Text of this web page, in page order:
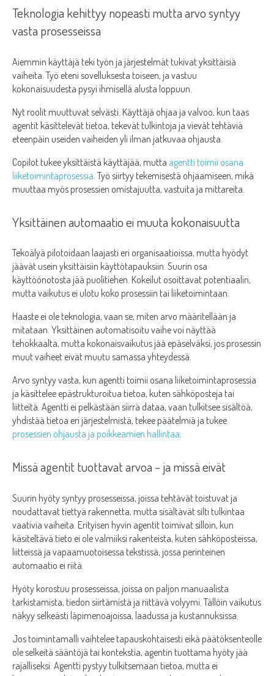
Teknologia kehittyy nopeasti mutta arvo syntyy
vasta prosesseissa
Aiemmin käyttäjä teki työn ja järjestelmät tukivat yksittäisiä
vaiheita. Työ eteni sovelluksesta toiseen, ja vastuu
kokonaisuudesta pysyi ihmisellä alusta loppuun.
Nyt roolit muuttuvat selvästi. Käyttäjä ohjaa ja valvoo, kun taas
agentit käsittelevät tietoa, tekevät tulkintoja ja vievät tehtäviä
eteenpäin useiden vaiheiden yli ilman jatkuvaa ohjausta.
Copilot tukee yksittäistä käyttäjää, mutta agentti toimii osana
liiketoimintaprosessia . Työ siirtyy tekemisestä ohjaamiseen, mikä
muuttaa myös prosessien omistajuutta, vastuita ja mittareita.
Yksittäinen automaatio ei muuta kokonaisuutta
Tekoälyä pilotoidaan laajasti eri organisaatioissa, mutta hyödyt
jäävät usein yksittäisiin käyttötapauksiin. Suurin osa
käyttöönotosta jää puolitiehen. Kokeilut osoittavat potentiaalin,
mutta vaikutus ei ulotu koko prosessiin tai liiketoimintaan.
Haaste ei ole teknologia, vaan se, miten arvo määritellään ja
mitataan. Yksittäinen automatisoitu vaihe voi näyttää
tehokkaalta, mutta kokonaisvaikutus jää epäselväksi, jos prosessin
muut vaiheet eivät muutu samassa yhteydessä.
Arvo syntyy vasta, kun agentti toimii osana liiketoimintaprosessia
ja käsittelee epästrukturoitua tietoa, kuten sähköposteja tai
liitteitä. Agentti ei pelkästään siirrä dataa, vaan tulkitsee sisältöä,
yhdistää tietoa eri järjestelmistä, tekee päätelmiä ja tukee
prosessien ohjausta ja poikkeamien hallintaa.
Missä agentit tuottavat arvoa – ja missä eivät
Suurin hyöty syntyy prosesseissa, joissa tehtävät toistuvat ja
noudattavat tiettyä rakennetta, mutta sisältävät silti tulkintaa
vaativia vaiheita. Erityisen hyvin agentit toimivat silloin, kun
käsiteltävä tieto ei ole valmiiksi rakenteista, kuten sähköposteissa,
liitteissä ja vapaamuotoisessa tekstissä, jossa perinteinen
automaatio ei riitä.
Hyöty korostuu prosesseissa, joissa on paljon manuaalista
tarkistamista, tiedon siirtämistä ja riittävä volyymi. Tällöin vaikutus
näkyy selkeästi läpimenoajoissa, laadussa ja kustannuksissa.
Jos toimintamalli vaihtelee tapauskohtaisesti eikä päätöksenteolle
ole selkeitä sääntöjä tai kontekstia, agentin tuottama hyöty jää
rajalliseksi. Agentti pystyy tulkitsemaan tietoa, mutta ei